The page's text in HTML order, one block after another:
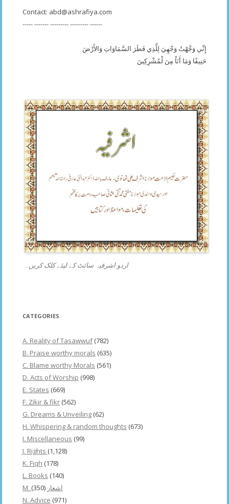
Contact: abd@ashrafiya.com
----- ------- --------- --------- ------
إِنِّي وَجَّهْتُ وَجْهِيَ لِلَّذِي فَطَرَ السَّمَاوَاتِ وَالأَرْضَ
حَنِيفًا وَمَا أَنَاْ مِنَ لْمُشْرِكِينَ
اردو اشرفیہ سائٹ کے لیئے کلک کریں۔
CATEGORIES
A. Reality of Tasawwuf(782)
B. Praise worthy morals (635)
C. Blame worthy Morals (561)
D. Acts of Worship (998)
E. States (669)
F. Zikir & fikr (562)
G. Dreams & Unveiling (62)
H. Whispering & random thoughts (673)
I. Miscellaneous (99)
J. Rights (1,128)
K. Fiqh (178)
L. Books (140)
M. اشعار (350)
N. Advice (971)